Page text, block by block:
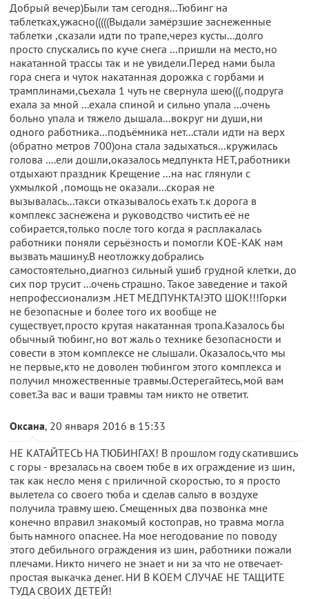
Добрый вечер)Были там сегодня...Тюбинг на
таблетках,ужасно(((((Выдали замёрзшие заснеженные
таблетки ,сказали идти по трапе,через кусты...долго
просто спускались по куче снега ...пришли на место,но
накатанной трассы так и не увидели.Перед нами была
гора снега и чуток накатанная дорожка с горбами и
трамплинами,съехала 1 чуть не свернула шею(((,подруга
ехала за мной ...ехала спиной и сильно упала ...очень
больно упала и тяжело дышала...вокруг ни души,ни
одного работника...подъёмника нет...стали идти на верх
(обратно метров 700)она стала задыхаться...кружилась
голова ....ели дошли,оказалось медпункта НЕТ,работники
отдыхают праздник Крещение ...на нас глянули с
ухмылкой ,помощь не оказали...скорая не
вызывалась...такси отказывалось ехать т.к дорога в
комплекс заснежена и руководство чистить её не
собирается,только после того когда я расплакалась
работники поняли серьёзность и помогли КОЕ-КАК нам
вызвать машину.В неотложку добрались
самостоятельно,диагноз сильный ушиб грудной клетки, до
сих пор трусит ...очень страшно. Такое заведение и такой
непрофессионализм .НЕТ МЕДПУНКТА!ЭТО ШОК!!!Горки
не безопасные и более того их вообще не
существует,просто крутая накатанная тропа.Казалось бы
обычный тюбинг,но вот жаль о технике безопасности и
совести в этом комплексе не слышали. Оказалось,что мы
не первые,кто не доволен тюбингом этого комплекса и
получил множественные травмы.Остерегайтесь,мой вам
совет.За вас и ваши травмы там никто не ответит.
Оксана, 20 января 2016 в 15:33
НЕ КАТАЙТЕСЬ НА ТЮБИНГАХ! В прошлом году скатившись
с горы - врезалась на своем тюбе в их ограждение из шин,
так как несло меня с приличной скоростью, то я просто
вылетела со своего тюба и сделав сальто в воздухе
получила травму шею. Смещенных два позвонка мне
конечно вправил знакомый костоправ, но травма могла
быть намного опаснее. На мое негодование по поводу
этого дебильного ограждения из шин, работники пожали
плечами. Никто ничего не знает и ни за что не отвечает-
простая выкачка денег. НИ В КОЕМ СЛУЧАЕ НЕ ТАЩИТЕ
ТУДА СВОИХ ДЕТЕЙ!